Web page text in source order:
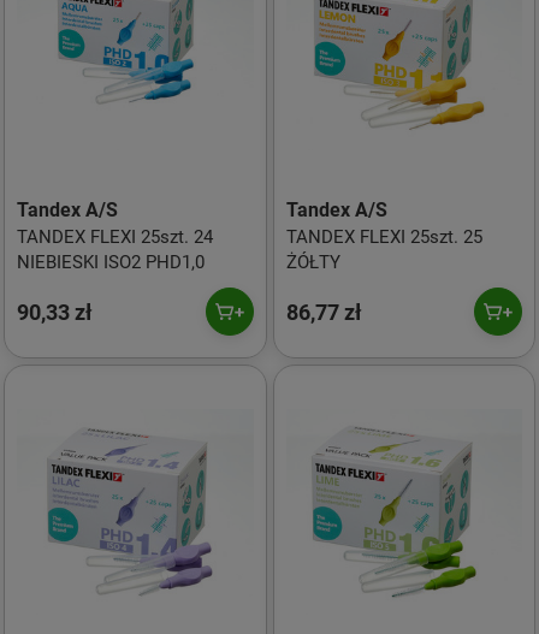
Tandex A/S
TANDEX FLEXI 25szt. 24
NIEBIESKI ISO2 PHD1,0
90,33 zł
Tandex A/S
TANDEX FLEXI 25szt. 25
ŻÓŁTY
86,77 zł